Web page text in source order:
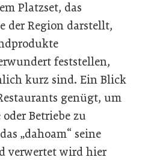
Platzset, das
der Region darstellt,
feststellen,
kurz sind. Ein Blick
genügt, um
Betriebe zu
„dahoam“ seine
verwertet wird hier